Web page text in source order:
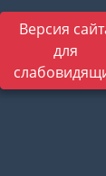
Версия
для